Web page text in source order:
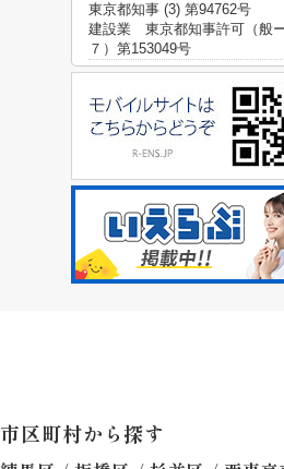
東京都知事 (3) 第94762号
建設業 東京都知事許可（般
７）第153049号
市区町村から探す